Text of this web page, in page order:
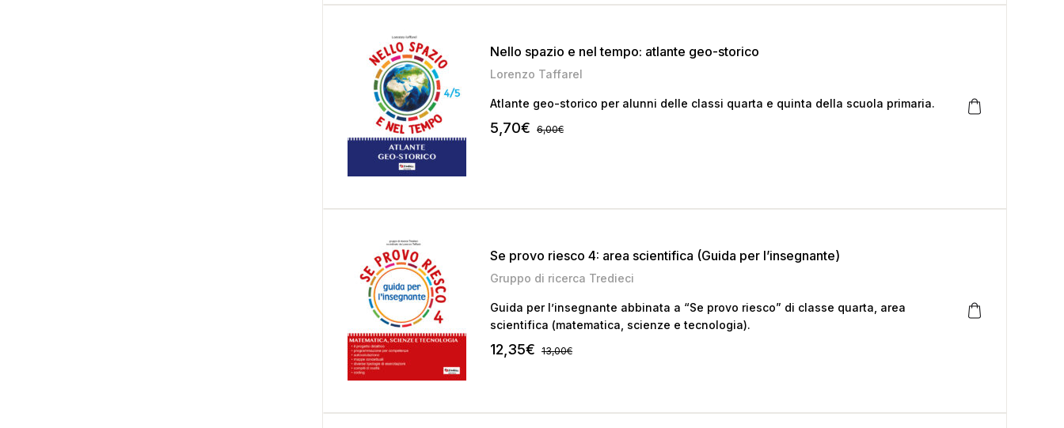
Nello spazio e nel tempo: atlante geo-storico
Lorenzo Taffarel
Atlante geo-storico per alunni delle classi quarta e quinta della scuola primaria.
5,70€ 6,00€
Se provo riesco 4: area scientifica (Guida per l’insegnante)
Gruppo di ricerca Tredieci
Guida per l’insegnante abbinata a “Se provo riesco” di classe quarta, area
scientifica (matematica, scienze e tecnologia).
12,35€ 13,00€